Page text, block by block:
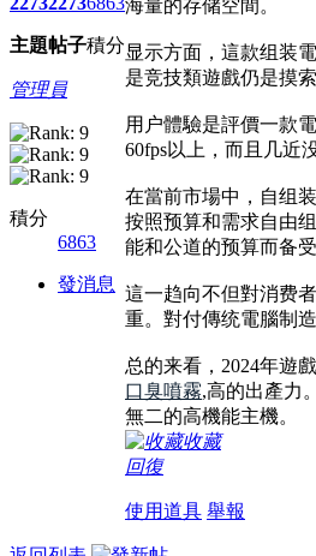
主題帖子積分
管理員
積分
6863
發消息
海量的存储空間。
显示方面，這款组装
是竞技類遊戲仍是摸
用户體驗是評價一款
60fps以上，而且几近
在當前市場中，自组
按照预算和需求自由
能和公道的预算而备受
這一趋向不但對消费
重。對付傳统電腦制
总的来看，2024年遊
口臭噴霧,高的出產力
無二的高機能主機。
收藏
回復
使用道具 舉報